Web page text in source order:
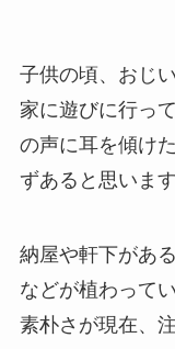
子供の頃、おじ
家に遊びに行っ
の声に耳を傾け
ずあると思います
納屋や軒下があ
などが植わって
素朴さが現在、